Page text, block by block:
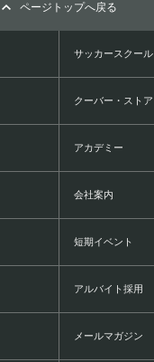
ページトップへ戻る
サッカースクール
クーバー・ストア
アカデミー
会社案内
短期イベント
アルバイト採用
メールマガジン